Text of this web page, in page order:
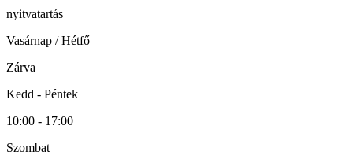
nyitvatartás
Vasárnap / Hétfő
Zárva
Kedd - Péntek
10:00 - 17:00
Szombat